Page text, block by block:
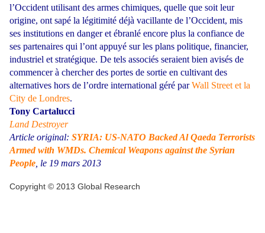
l’Occident utilisant des armes chimiques, quelle que soit leur
origine, ont sapé la légitimité déjà vacillante de l’Occident, mis
ses institutions en danger et ébranlé encore plus la confiance de
ses partenaires qui l’ont appuyé sur les plans politique, financier,
industriel et stratégique. De tels associés seraient bien avisés de
commencer à chercher des portes de sortie en cultivant des
alternatives hors de l’ordre international géré parWall Street et la
City de Londres.
Tony Cartalucci
Land Destroyer
Article original: SYRIA: US-NATO Backed Al Qaeda Terrorists
Armed with WMDs. Chemical Weapons against the Syrian
People , le 19 mars 2013
Copyright © 2013 Global Research